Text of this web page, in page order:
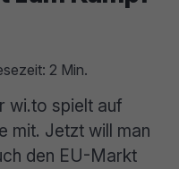
2 Min.
wi.to spielt auf
mit. Jetzt will man
den EU-Markt